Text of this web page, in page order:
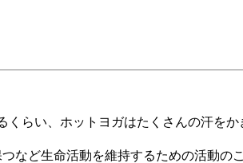
くらい、ホットヨガはたくさんの汗を
など生命活動を維持するための活動